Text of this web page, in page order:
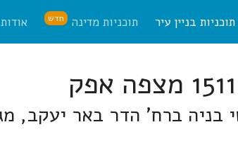
תוכניות בניין עיר תוכניות מדינה חדש אודות